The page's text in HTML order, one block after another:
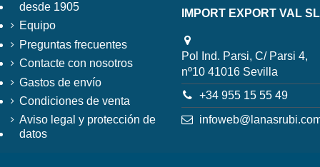
desde 1905
Equipo
Preguntas frecuentes
Contacte con nosotros
Gastos de envío
Condiciones de venta
Aviso legal y protección de
datos
IMPORT EXPORT VAL SL
Pol Ind. Parsi, C/ Parsi 4,
nº10 41016 Sevilla
+34 955 15 55 49